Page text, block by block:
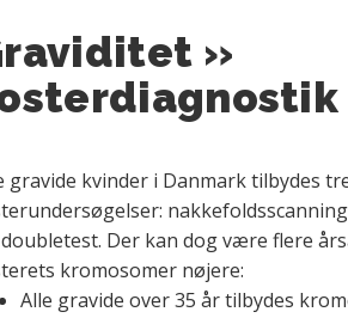
»
gravide kvinder i Danmark tilbydes
Der kan dog være flere
kromosomer nøjere:
Alle gravide over 35 år tilbydes